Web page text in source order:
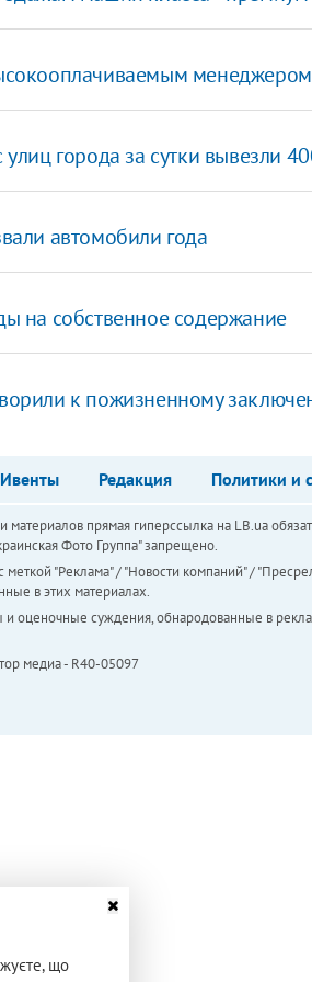
города за сутки вывезли
автомобили года
на собственное содержание
к пожизненному
Ивенты Редакция Политики и
прямая гиперссылка на LB.ua
Фото Группа" запрещено.
"Реклама" / "Новости компаний" /
в этих материалах.
и оценочные суждения, обнародованные в
медиа - R40-05097
що